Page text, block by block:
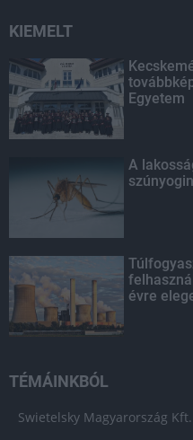
KIEMELT
Egyetem
A
évre
TÉMÁINKBÓL
Swietelsky Magyarország Kft.